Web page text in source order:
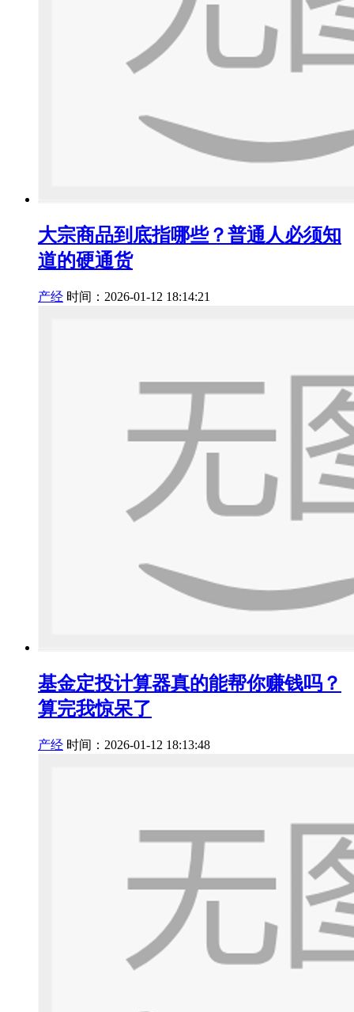
大宗商品到底指哪些？普通人必须知
道的硬通货
产经 时间：2026-01-12 18:14:21
基金定投计算器真的能帮你赚钱吗？
算完我惊呆了
产经 时间：2026-01-12 18:13:48